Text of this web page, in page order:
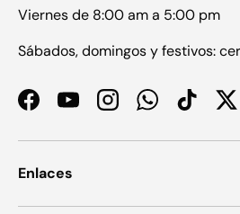
Viernes de 8:00 am a 5:00 pm
Sábados, domingos y festivos:
FacebookYouTubeInstagramWhatsAppTikTok
Enlaces